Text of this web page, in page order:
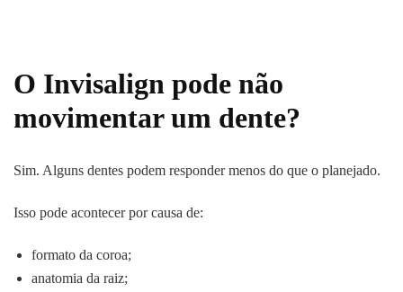
O Invisalign pode não
movimentar um dente?
Sim. Alguns dentes podem responder menos do que o planejado.
Isso pode acontecer por causa de:
formato da coroa;
anatomia da raiz;